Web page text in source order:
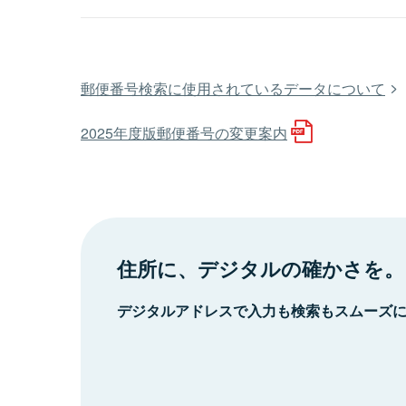
郵便番号検索に使用されているデータについて
2025年度版郵便番号の変更案内
住所に、デジタルの確かさを。
デジタルアドレスで入力も検索もスムーズ